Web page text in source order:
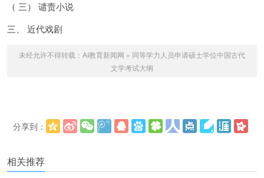
（ 三） 谴责小说
三、 近代戏剧
未经允许不得转载： AI教育新闻网 » 同等学力人员申请硕士学位中国古代
文学考试大纲
分享到：
相关推荐